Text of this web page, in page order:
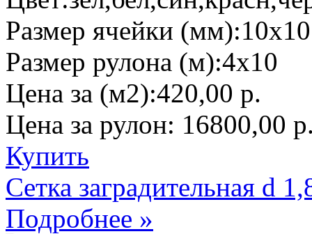
Размер ячейки (мм):10х10
Размер рулона (м):4х10
Цена за (м2):420,00 р.
Цена за рулон: 16800,00
Купить
Сетка заградительная d
Подробнее »